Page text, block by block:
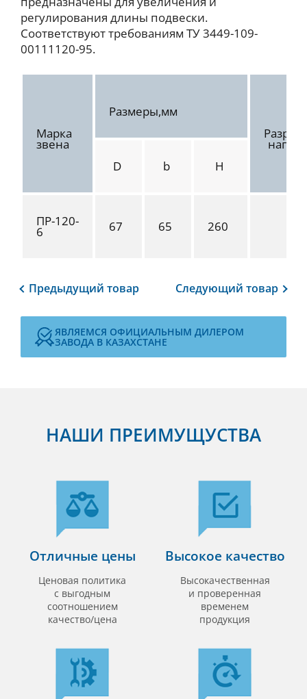
регулирования длины подвески.
Соответствуют требованиям ТУ 3449-109-
00111120-95.
Марка
звена
Размеры,мм
D
b H
ПР-120-
6 67 65 260
Предыдущий товар Следующий товар
ЯВЛЯЕМСЯ ОФИЦИАЛЬНЫМ ДИЛЕРОМ
ЗАВОДА В КАЗАХСТАНЕ
НАШИ ПРЕИМУЩУСТВА
Отличные цены
Ценовая политика
с выгодным
соотношением
качество/цена
Высокое качество
Высокачественная
и проверенная
временем
продукция